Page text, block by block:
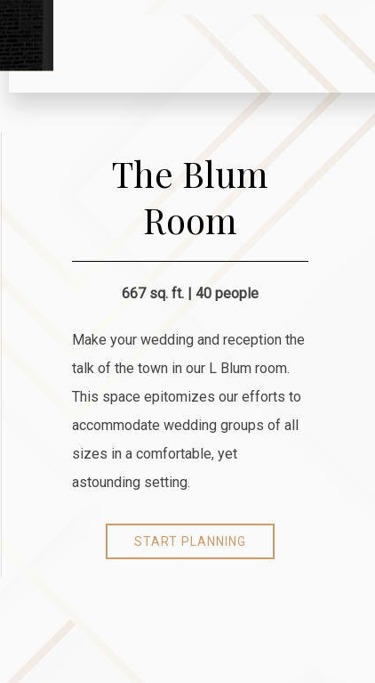
The Blum
Room
667 sq. ft. | 40 people
Make your wedding and reception the
talk of the town in our L Blum room.
This space epitomizes our efforts to
accommodate wedding groups of all
sizes in a comfortable, yet
astounding setting.
START PLANNING